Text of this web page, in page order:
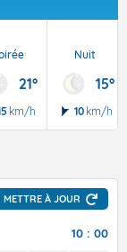
21°
km/h
Nuit
15°
10 km/h
METTRE À JOUR
10 : 00